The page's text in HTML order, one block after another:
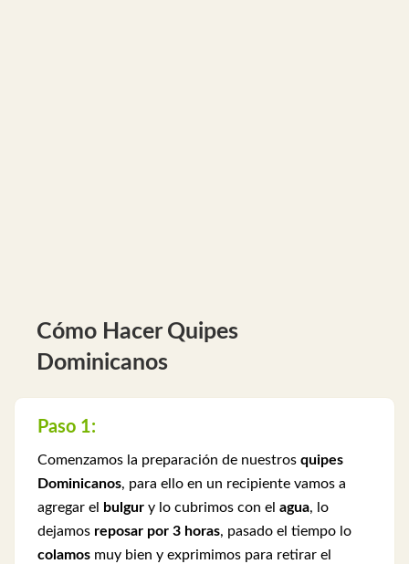
Cómo Hacer Quipes
Dominicanos
Paso 1:
Comenzamos la preparación de nuestros quipes
Dominicanos, para ello en un recipiente vamos a
agregar el
bulgur y lo cubrimos con el agua, lo
dejamos reposar por 3 horas, pasado el tiempo lo
colamos muy bien y exprimimos para retirar el